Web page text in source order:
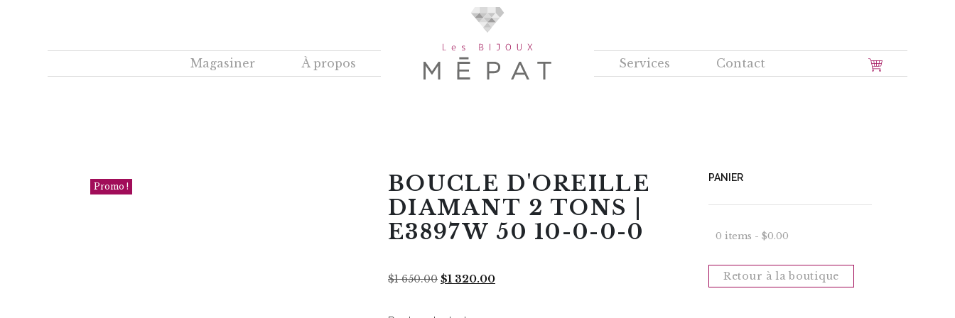
Magasiner À propos Services Contact
Promo !
BOUCLE D'OREILLE
DIAMANT 2 TONS |
E3897W 50 10-0-0-0
$1 650.00 Le
$1 320.00Le
PANIER
0 items - $0.00
Retour à la boutique